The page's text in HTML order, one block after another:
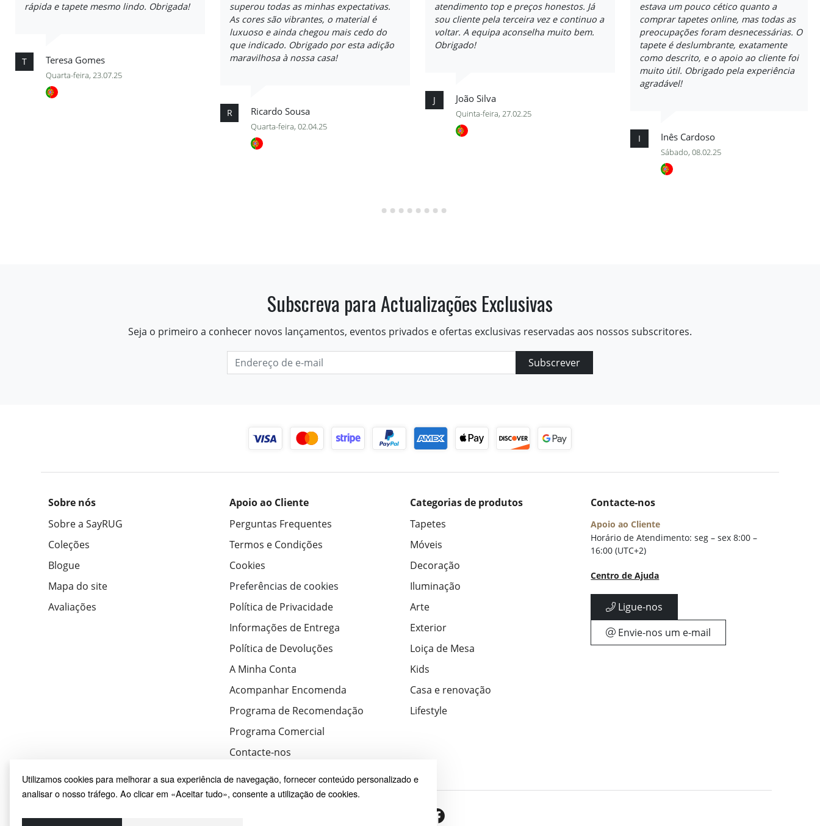
Utilizamos cookies para melhorar a sua experiência de navegação, fornecer conteúdo personalizado e
analisar o nosso tráfego. Ao clicar em «Aceitar tudo», consente a utilização de cookies.
rápida e tapete mesmo lindo. Obrigada!
T Teresa Gomes
Quarta-feira, 23.07.25
superou todas as minhas expectativas.
As cores são vibrantes, o material é
luxuoso e ainda chegou mais cedo do
que indicado. Obrigado por esta adição
maravilhosa à nossa casa!
R Ricardo Sousa
Quarta-feira, 02.04.25
atendimento top e preços honestos. Já
sou cliente pela terceira vez e continuo a
voltar. A equipa aconselha muito bem.
Obrigado!
J João Silva
Quinta-feira, 27.02.25
estava um pouco cético quanto a
comprar tapetes online, mas todas as
preocupações foram desnecessárias. O
tapete é deslumbrante, exatamente
como descrito, e o apoio ao cliente foi
muito útil. Obrigado pela experiência
agradável!
I Inês Cardoso
Sábado, 08.02.25
Subscreva para Actualizações Exclusivas
Seja o primeiro a conhecer novos lançamentos, eventos privados e ofertas exclusivas reservadas aos nossos subscritores.
Subscrever
Sobre nós
Sobre a SayRUG
Coleções
Blogue
Mapa do site
Avaliações
Apoio ao Cliente
Perguntas Frequentes
Termos e Condições
Cookies
Preferências de cookies
Política de Privacidade
Informações de Entrega
Política de Devoluções
A Minha Conta
Acompanhar Encomenda
Programa de Recomendação
Programa Comercial
Contacte-nos
Categorias de produtos
Tapetes
Móveis
Decoração
Iluminação
Arte
Exterior
Loiça de Mesa
Kids
Casa e renovação
Lifestyle
Contacte-nos
Apoio ao Cliente
Horário de Atendimento: seg – sex 8:00 –
16:00 (UTC+2)
Centro de Ajuda
Ligue-nos
Envie-nos um e-mail